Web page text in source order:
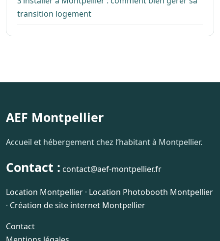
transition logement
AEF Montpellier
Accueil et hébergement chez l’habitant à Montpellier.
Contact : contact@aef-montpellier.fr
Location Montpellier · Location Photobooth Montpellier
· Création de site internet Montpellier
Contact